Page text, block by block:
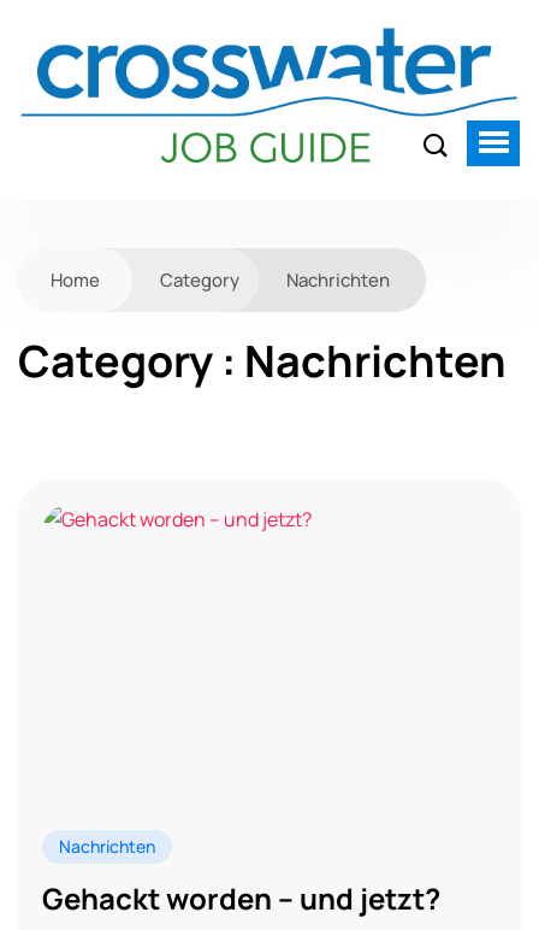
Home Category Nachrichten
Category : Nachrichten
Nachrichten
Gehackt worden – und jetzt?